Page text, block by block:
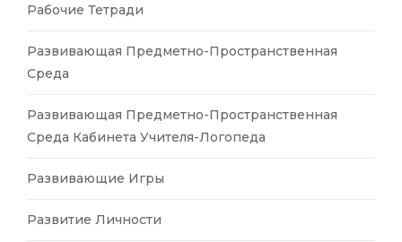
Рабочие Тетради
Развивающая Предметно-Пространственная
Среда
Развивающая Предметно-Пространственная
Среда Кабинета Учителя-Логопеда
Развивающие Игры
Развитие Личности